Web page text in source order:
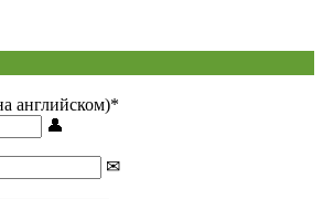
английском)*